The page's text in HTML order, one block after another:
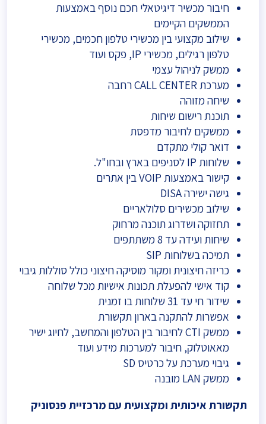
חיבור מכשיר דיגיטאלי חכם נוסף באמצעות
הממשקים הקיימים
שילוב מקצועי בין מכשירי טלפון חכמים, מכשירי
טלפון רגילים, מכשירי IP, פקס ועוד
ממשק לניהול עצמי
מערכת CALL CENTER רחבה
שיחה מזוהה
תוכנת רישום שיחות
ממשקים לחיבור מדפסת
דואר קולי מתקדם
שלוחות IP לסניפים בארץ ובחו"ל.
קישור באמצעות VOIP בין אתרים
גישה ישירה DISA
שילוב מכשירים סלולאריים
תחזוקה ושדרוג תוכנה מרחוק
שיחות ועידה עד 8 משתתפים
תמיכה בשלוחות SIP
כריזה חיצונית ומקור מוסיקה חיצוני כולל סוללות גיבוי
קוד אישי להפעלת תכונות אישיות מכל שלוחה
שידור חי עד 31 שלוחות בו זמנית
אפשרות להתקנה בארון תקשורת
ממשק CTI לחיבור בין הטלפון והמחשב, לחיוג ישיר
מאאוטלוק, חיבור למערכות מידע ועוד
גיבוי מערכת על כרטיס SD
ממשק LAN מובנה
תקשורת איכותית ומקצועית עם מרכזיית פנסוניק